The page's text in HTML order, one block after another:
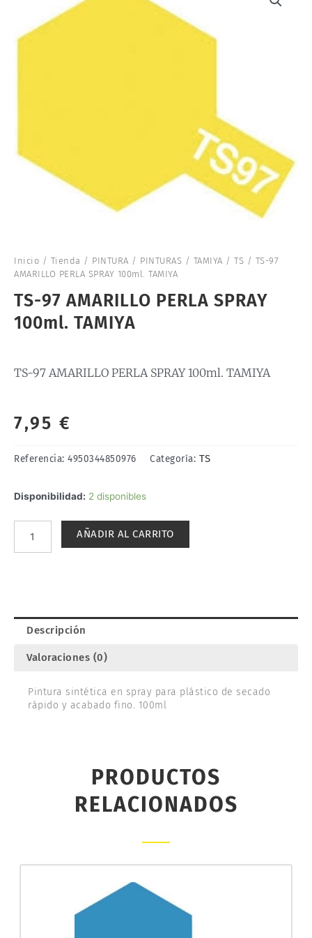
Inicio / Tienda / PINTURA / PINTURAS / TAMIYA / TS / TS-97
AMARILLO PERLA SPRAY 100ml. TAMIYA
TS-97 AMARILLO PERLA SPRAY
100ml. TAMIYA
TS-97 AMARILLO PERLA SPRAY 100ml. TAMIYA
7,95 €
Referencia: 4950344850976 Categoría: TS
Disponibilidad: 2 disponibles
TS-
PERLA
AÑADIR AL CARRITO
Descripción
Valoraciones (0)
Pintura sintética en spray para plástico de secado
rápido y acabado fino. 100ml
PRODUCTOS
RELACIONADOS